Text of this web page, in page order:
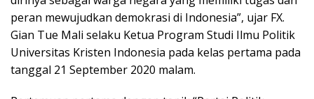
peran mewujudkan demokrasi di Indonesia”, ujar FX.
Gian Tue Mali selaku Ketua Program Studi Ilmu Politik
Universitas Kristen Indonesia pada kelas pertama pada
tanggal 21 September 2020 malam.